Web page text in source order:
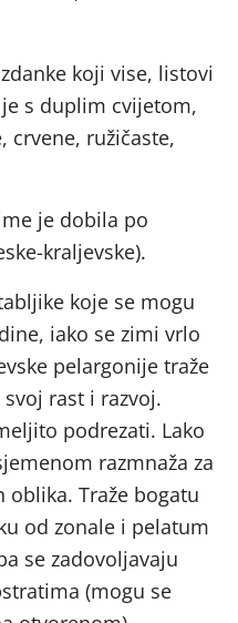
koji vise, listovi
s duplim cvijetom,
crvene, ružičaste,
je dobila po
kraljevske).
koje se mogu
iako se zimi vrlo
pelargonije traže
rast i razvoj.
podrezati. Lako
razmnaža za
Traže bogatu
od zonale i pelatum
se zadovoljavaju
(mogu se